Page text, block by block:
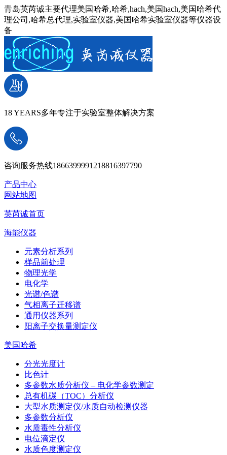
青岛英芮诚主要代理美国哈希,哈希,hach,美国hach,美国哈希代
理公司,哈希总代理,实验室仪器,美国哈希实验室仪器等仪器设
备
18 YEARS多年专注于实验室整体解决方案
咨询服务热线1866399991218816397790
产品中心
网站地图
英芮诚首页
海能仪器
元素分析系列
样品前处理
物理光学
电化学
光谱/色谱
气相离子迁移谱
通用仪器系列
阳离子交换量测定仪
美国哈希
分光光度计
比色计
多参数水质分析仪 – 电化学参数测定
总有机碳（TOC）分析仪
大型水质测定仪/水质自动检测仪器
多参数分析仪
水质毒性分析仪
电位滴定仪
水质色度测定仪